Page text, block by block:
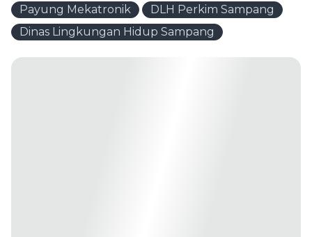
Payung Mekatronik
DLH Perkim Sampang
Dinas Lingkungan Hidup Sampang